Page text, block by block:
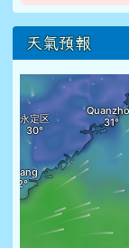
天氣預報